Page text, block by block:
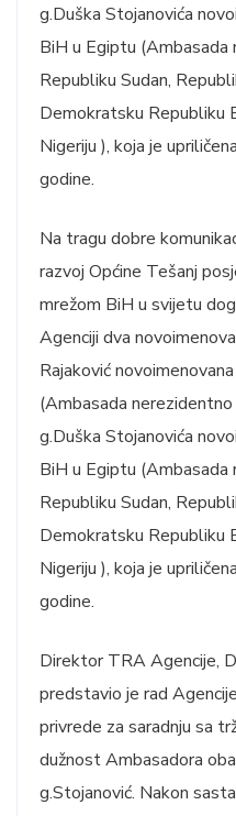
g.Duška Stojanovića
BiH u Egiptu (Ambasada
Republiku Sudan,
Demokratsku Republiku
Nigeriju ), koja je
godine.
Na tragu dobre
razvoj Općine Tešanj
mrežom BiH u svijetu
Agenciji dva
Rajaković
(Ambasada
g.Duška Stojanovića
BiH u Egiptu (Ambasada
Republiku Sudan,
Demokratsku Republiku
Nigeriju ), koja je
godine.
Direktor TRA Agencije,
predstavio je rad
privrede za saradnju sa
dužnost Ambasadora
g.Stojanović. Nakon